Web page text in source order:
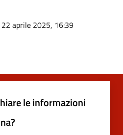
22 aprile 2025, 16:39
le informazioni